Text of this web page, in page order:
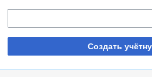
Создать